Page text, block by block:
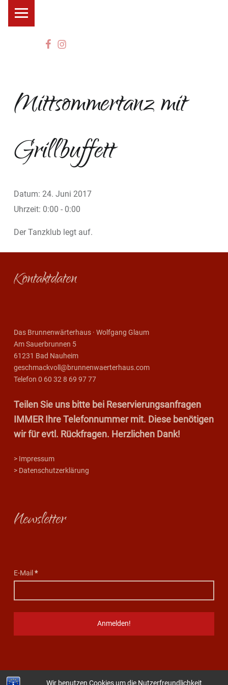
Wir benutzen Cookies um die Nutzerfreundlichkeit
Mittsommertanz mit
Grillbuffett
Datum: 24. Juni 2017
Uhrzeit: 0:00 - 0:00
Der Tanzklub legt auf.
Footer sidebar
Kontaktdaten
Das Brunnenwärterhaus · Wolfgang Glaum
Am Sauerbrunnen 5
61231 Bad Nauheim
geschmackvoll@brunnenwaerterhaus.com
Telefon 0 60 32 8 69 97 77
Teilen Sie uns bitte bei Reservierungsanfragen
IMMER Ihre Telefonnummer mit. Diese benötigen
wir für evtl. Rückfragen. Herzlichen Dank!
> Impressum
> Datenschutzerklärung
Newsletter
E-Mail*
© 2026 Using Auberge WordPress theme. |